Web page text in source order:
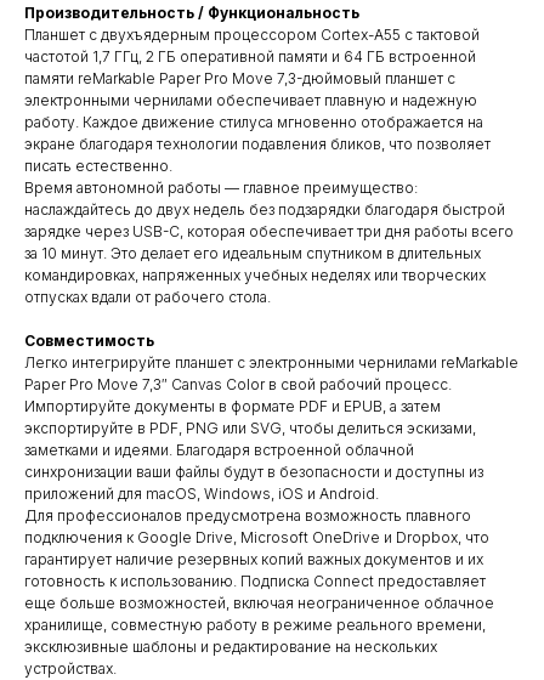
Производительность / Функциональность
Планшет с двухъядерным процессором Cortex-A55 с тактовой
частотой 1,7 ГГц, 2 ГБ оперативной памяти и 64 ГБ встроенной
памяти reMarkable Paper Pro Move 7,3-дюймовый планшет с
электронными чернилами обеспечивает плавную и надежную
работу. Каждое движение стилуса мгновенно отображается на
экране благодаря технологии подавления бликов, что позволяет
писать естественно.
Время автономной работы — главное преимущество:
наслаждайтесь до двух недель без подзарядки благодаря быстрой
зарядке через USB-C, которая обеспечивает три дня работы всего
за 10 минут. Это делает его идеальным спутником в длительных
командировках, напряженных учебных неделях или творческих
отпусках вдали от рабочего стола.
Совместимость
Легко интегрируйте планшет с электронными чернилами reMarkable
Paper Pro Move 7,3″ Canvas Color в свой рабочий процесс.
Импортируйте документы в формате PDF и EPUB, а затем
экспортируйте в PDF, PNG или SVG, чтобы делиться эскизами,
заметками и идеями. Благодаря встроенной облачной
синхронизации ваши файлы будут в безопасности и доступны из
приложений для macOS, Windows, iOS и Android.
Для профессионалов предусмотрена возможность плавного
подключения к Google Drive, Microsoft OneDrive и Dropbox, что
гарантирует наличие резервных копий важных документов и их
готовность к использованию. Подписка Connect предоставляет
еще больше возможностей, включая неограниченное облачное
хранилище, совместную работу в режиме реального времени,
эксклюзивные шаблоны и редактирование на нескольких
устройствах.